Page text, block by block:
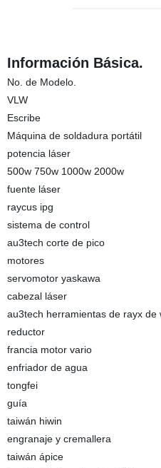
Información Básica.
No. de Modelo.
VLW
Escribe
Máquina de soldadura portátil
potencia láser
500w 750w 1000w 2000w
fuente láser
raycus ipg
sistema de control
au3tech corte de pico
motores
servomotor yaskawa
cabezal láser
au3tech herramientas de rayx de
reductor
francia motor vario
enfriador de agua
tongfei
guía
taiwán hiwin
engranaje y cremallera
taiwán ápice